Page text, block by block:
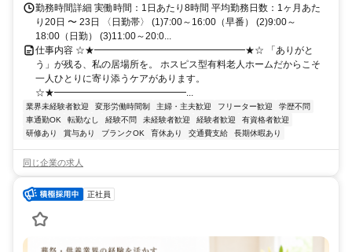
勤務時間詳細 実働時間：1日あたり8時間 平均勤務日数：1ヶ月あた
り20日 〜 23日 〈日勤帯〉 (1)7:00～16:00（早番） (2)9:00～
18:00（日勤） (3)11:00～20:0...
仕事内容 ☆★━━━━━━━━━━━━━━━━★☆ 「ありがと
う」が残る、私の居場所を。 ホスピス型有料老人ホームだからこそ
一人ひとりに寄り添うケアがあります。
☆★━━━━━━━━━━━━━━...
業界未経験者歓迎 変形労働時間制 主婦・主夫歓迎 フリーター歓迎
学歴不問
車通勤OK
転勤なし 経験不問 未経験者歓迎 経験者歓迎
有資格者歓迎
研修あり
賞与あり ブランクOK 育休あり 交通費支給 長期休暇あり
同じ企業の求人
正社員